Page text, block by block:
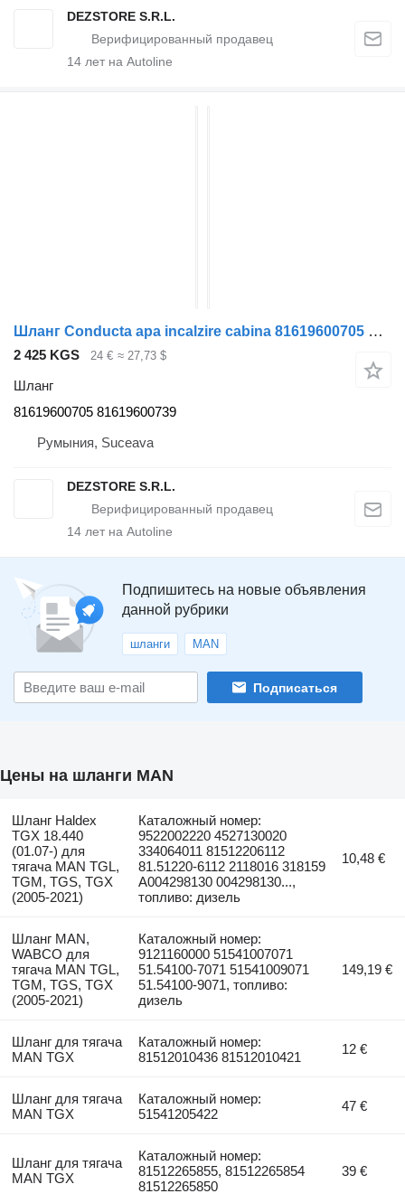
DEZSTORE S.R.L.
14 лет на Autoline
Шланг Conducta apa incalzire cabina 81619600705 для тягача MAN TGA
2 425 KGS 24 € ≈ 27,73 $
Шланг
81619600705 81619600739
Румыния, Suceava
DEZSTORE S.R.L.
14 лет на Autoline
Подпишитесь на новые объявления
данной рубрики
шланги MAN
Подписаться
Цены на шланги MAN
Шланг Haldex
TGX 18.440
(01.07-) для
тягача MAN TGL,
TGM, TGS, TGX
(2005-2021)
Каталожный номер:
9522002220 4527130020
334064011 81512206112
81.51220-6112 2118016 318159
A004298130 004298130...,
топливо: дизель
10,48 €
Шланг MAN,
WABCO для
тягача MAN TGL,
TGM, TGS, TGX
(2005-2021)
Каталожный номер:
9121160000 51541007071
51.54100-7071 51541009071
51.54100-9071, топливо:
дизель
149,19 €
Шланг для тягача
MAN TGX
Каталожный номер:
81512010436 81512010421
12 €
Шланг для тягача
MAN TGX
Каталожный номер:
51541205422
47 €
Шланг для тягача
MAN TGX
Каталожный номер:
81512265855, 81512265854
81512265850
39 €